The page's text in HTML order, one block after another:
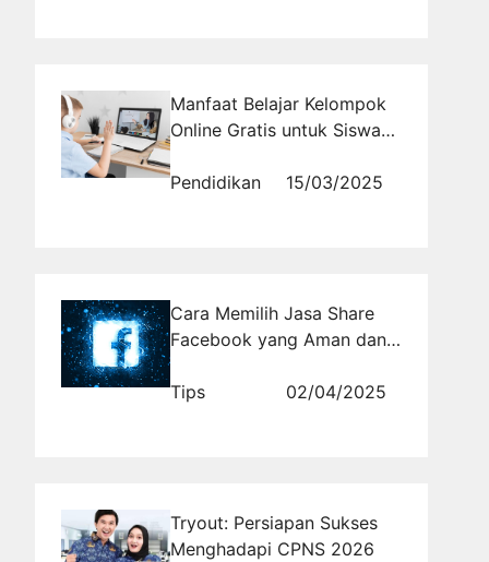
Manfaat Belajar Kelompok
Online Gratis untuk Siswa
Pendidikan
15/03/2025
Cara Memilih Jasa Share
Facebook yang Aman dan
Tips
02/04/2025
Tryout: Persiapan Sukses
Menghadapi CPNS 2026